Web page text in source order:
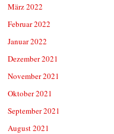
März 2022
Februar 2022
Januar 2022
Dezember 2021
November 2021
Oktober 2021
September 2021
August 2021